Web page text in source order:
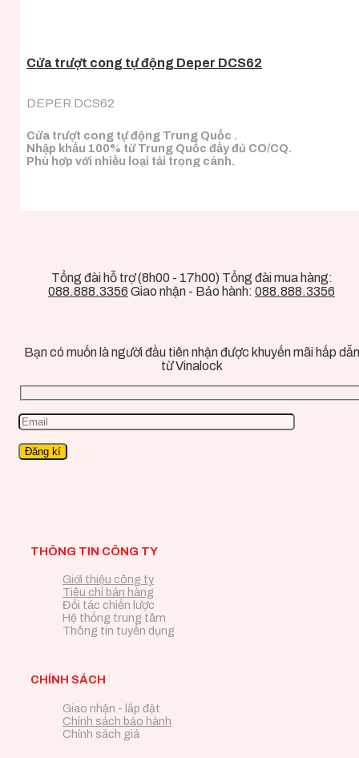
Cửa trượt cong tự động Deper DCS62
DEPER DCS62
Cửa trượt cong tự động Trung Quốc .
Nhập khẩu 100% từ Trung Quốc đầy đủ CO/CQ.
Phù hợp với nhiều loại tải trọng cánh.
Tổng đài hỗ trợ (8h00 - 17h00) Tổng đài mua hàng:
088.888.3356 Giao nhận - Bảo hành: 088.888.3356
Bạn có muốn là người đầu tiên nhận được khuyến mãi hấp dẫn
từ Vinalock
THÔNG TIN CÔNG TY
Giới thiệu công ty
Tiêu chí bán hàng
Đối tác chiến lược
Hệ thống trung tâm
Thông tin tuyển dụng
CHÍNH SÁCH
Giao nhận - lắp đặt
Chính sách bảo hành
Chính sách giá